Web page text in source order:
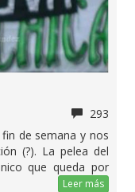
293
de semana y nos
(?). La pelea del
que queda por
Leer más